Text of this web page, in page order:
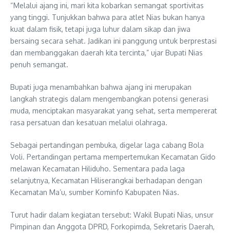
“Melalui ajang ini, mari kita kobarkan semangat sportivitas
yang tinggi. Tunjukkan bahwa para atlet Nias bukan hanya
kuat dalam fisik, tetapi juga luhur dalam sikap dan jiwa
bersaing secara sehat. Jadikan ini panggung untuk berprestasi
dan membanggakan daerah kita tercinta,” ujar Bupati Nias
penuh semangat.
Bupati juga menambahkan bahwa ajang ini merupakan
langkah strategis dalam mengembangkan potensi generasi
muda, menciptakan masyarakat yang sehat, serta mempererat
rasa persatuan dan kesatuan melalui olahraga.
Sebagai pertandingan pembuka, digelar laga cabang Bola
Voli. Pertandingan pertama mempertemukan Kecamatan Gido
melawan Kecamatan Hiliduho. Sementara pada laga
selanjutnya, Kecamatan Hiliserangkai berhadapan dengan
Kecamatan Ma’u, sumber Kominfo Kabupaten Nias.
Turut hadir dalam kegiatan tersebut: Wakil Bupati Nias, unsur
Pimpinan dan Anggota DPRD, Forkopimda, Sekretaris Daerah,